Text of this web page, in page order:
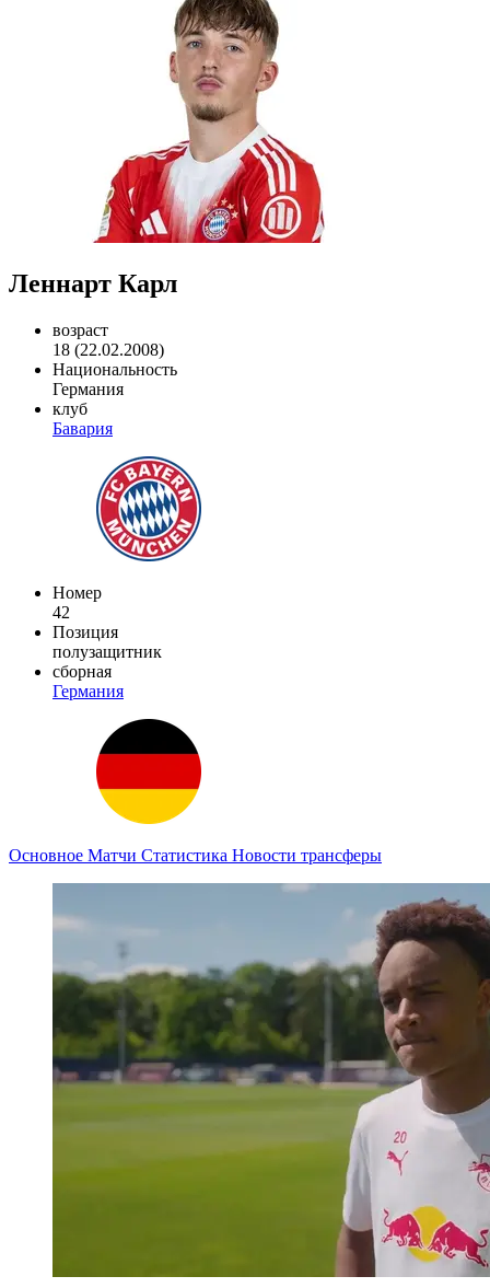
Леннарт Карл
возраст
18 (22.02.2008)
Национальность
Германия
клуб
Бавария
Номер
42
Позиция
полузащитник
сборная
Германия
Основное Матчи Статистика Новости трансферы